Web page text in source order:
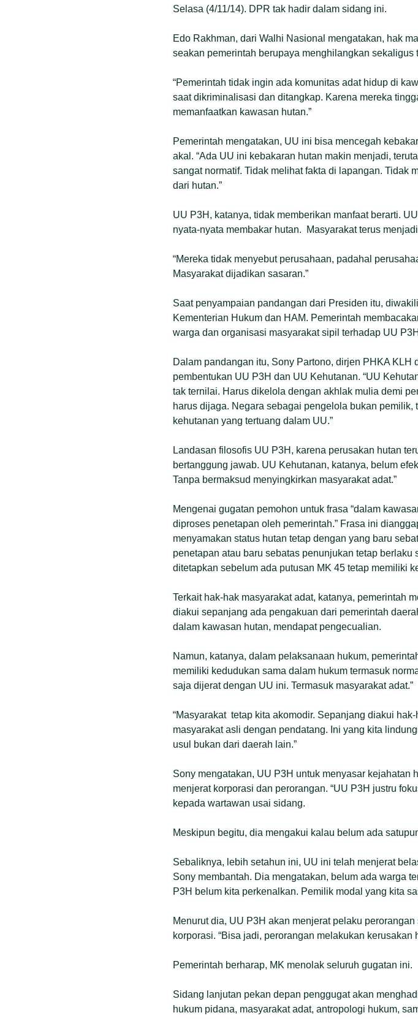
Selasa (4/11/14). DPR tak hadir dalam sidang ini.
Edo Rakhman, dari Walhi Nasional mengatakan, hak
seakan pemerintah berupaya menghilangkan sekaligus
“Pemerintah tidak ingin ada komunitas adat hidup di
saat dikriminalisasi dan ditangkap. Karena mereka
memanfaatkan kawasan hutan.”
Pemerintah mengatakan, UU ini bisa mencegah
akal. “Ada UU ini kebakaran hutan makin menjadi,
sangat normatif. Tidak melihat fakta di lapangan. Tidak
dari hutan.”
UU P3H, katanya, tidak memberikan manfaat berarti.
nyata-nyata membakar hutan. Masyarakat terus
“Mereka tidak menyebut perusahaan, padahal
Masyarakat dijadikan sasaran.”
Saat penyampaian pandangan dari Presiden itu,
Kementerian Hukum dan HAM. Pemerintah
warga dan organisasi masyarakat sipil terhadap UU
Dalam pandangan itu, Sony Partono, dirjen PHKA
pembentukan UU P3H dan UU Kehutanan. “UU
tak ternilai. Harus dikelola dengan akhlak mulia demi
harus dijaga. Negara sebagai pengelola bukan
kehutanan yang tertuang dalam UU.”
Landasan filosofis UU P3H, karena perusakan hutan
bertanggung jawab. UU Kehutanan, katanya, belum
Tanpa bermaksud menyingkirkan masyarakat adat.”
Mengenai gugatan pemohon untuk frasa “dalam
diproses penetapan oleh pemerintah.” Frasa ini
menyamakan status hutan tetap dengan yang baru
penetapan atau baru sebatas penunjukan tetap
ditetapkan sebelum ada putusan MK 45 tetap memiliki
Terkait hak-hak masyarakat adat, katanya, pemerintah
diakui sepanjang ada pengakuan dari pemerintah
dalam kawasan hutan, mendapat pengecualian.
Namun, katanya, dalam pelaksanaan hukum,
memiliki kedudukan sama dalam hukum termasuk
saja dijerat dengan UU ini. Termasuk masyarakat adat.”
“Masyarakat tetap kita akomodir. Sepanjang diakui
masyarakat asli dengan pendatang. Ini yang kita
usul bukan dari daerah lain.”
Sony mengatakan, UU P3H untuk menyasar kejahatan
menjerat korporasi dan perorangan. “UU P3H justru
kepada wartawan usai sidang.
Meskipun begitu, dia mengakui kalau belum ada
Sebaliknya, lebih setahun ini, UU ini telah menjerat
Sony membantah. Dia mengatakan, belum ada warga
P3H belum kita perkenalkan. Pemilik modal yang kita
Menurut dia, UU P3H akan menjerat pelaku
korporasi. “Bisa jadi, perorangan melakukan kerusakan
Pemerintah berharap, MK menolak seluruh gugatan ini.
Sidang lanjutan pekan depan penggugat akan
hukum pidana, masyarakat adat, antropologi hukum,